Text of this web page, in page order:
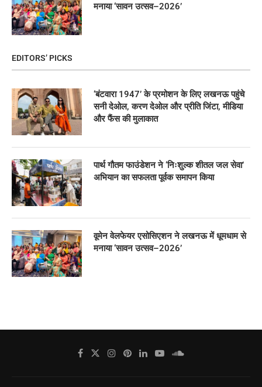
मनाया ‘सावन उत्सव–2026’
EDITORS’ PICKS
‘बंटवारा 1947’ के प्रमोशन के लिए लखनऊ पहुंचे
सनी देओल, करण देओल और प्रीति जिंटा, मीडिया
और फैंस की मुलाकात
पार्थ गौतम फाउंडेशन ने ‘निःशुल्क शीतल जल सेवा’
अभियान का सफलता पूर्वक समापन किया
वूमेन वेलफेयर एसोसिएशन ने लखनऊ में धूमधाम से
मनाया ‘सावन उत्सव–2026’